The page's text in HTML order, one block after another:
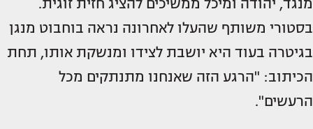
מנגד, יהודה ומיכל ממשיכים להציג חזית זוגית.
בסטורי משותף שהעלו לאחרונה נראה בוחבוט מנגן
בגיטרה בעוד היא יושבת לצידו ומנשקת אותו, תחת
הכיתוב: "הרגע הזה שאנחנו מתנתקים מכל
הרעשים".